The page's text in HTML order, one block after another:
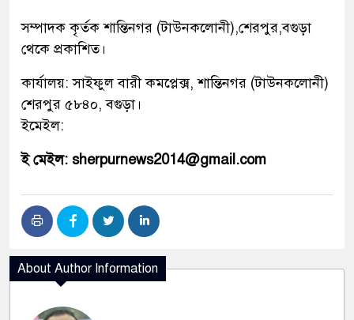
সম্পাদক কৃর্তক শান্তিনগর (টাউনকলোনী),শেরপুর,বগুড়া
থেকে প্রকাশিত।
কার্যালয়: সাইফুল বারী কমপ্লেক্স, শান্তিনগর (টাউনকলোনী)
শেরপুর ৫৮৪০, বগুড়া।
ইমেইল:
ই মেইল: sherpurnews2014@gmail.com
About Author Information